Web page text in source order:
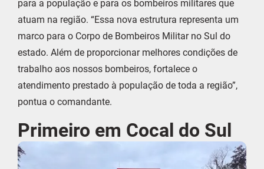
para a população e para os bombeiros militares que
atuam na região. “Essa nova estrutura representa um
marco para o Corpo de Bombeiros Militar no Sul do
estado. Além de proporcionar melhores condições de
trabalho aos nossos bombeiros, fortalece o
atendimento prestado à população de toda a região”,
pontua o comandante.
Primeiro em Cocal do Sul